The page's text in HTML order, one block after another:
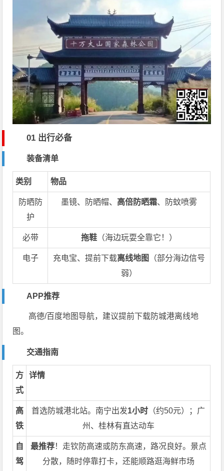
01 出行必备
装备清单
类别 物品
防晒防
护
墨镜、防晒帽、 高倍防晒霜、防蚊喷雾
必带 拖鞋 （海边玩耍全靠它！）
电子 充电宝、提前下载离线地图
（部分海边信号
弱）
APP推荐
高德/百度地图导航，建议提前下载防城港离线地
图。
交通指南
方
式
详情
高
铁
首选防城港北站。南宁出发1小时 （约50元）；广
州、桂林有直达动车
自
驾
最推荐！走钦防高速或防东高速，路况良好。景点
分散，随时停靠打卡，还能顺路逛海鲜市场